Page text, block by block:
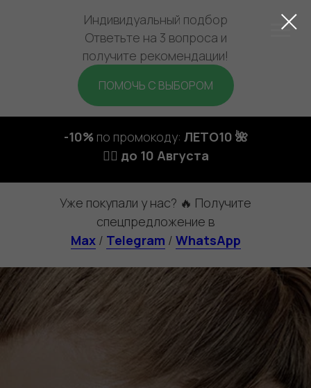
Индивидуальный подбор
Ответьте на 3 вопроса и
получите рекомендации!
ПОМОЧЬ С ВЫБОРОМ
-10%по промокоду: ЛЕТО10 🌺
🏃‍♀️ до 10 Августа
Уже покупали у нас? 🔥 Получите
спецпредложение в
Max / Telegram / WhatsApp